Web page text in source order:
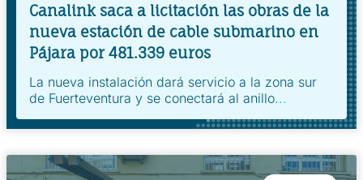
Canalink saca a licitación las obras de la
nueva estación de cable submarino en
Pájara por 481.339 euros
La nueva instalación dará servicio a la zona sur
de Fuerteventura y se conectará al anillo...